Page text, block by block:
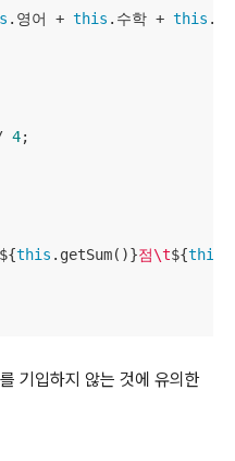
.영어 + this .수학 + this .
4;
${this .getSum()}점\t${this
기입하지 않는 것에 유의한